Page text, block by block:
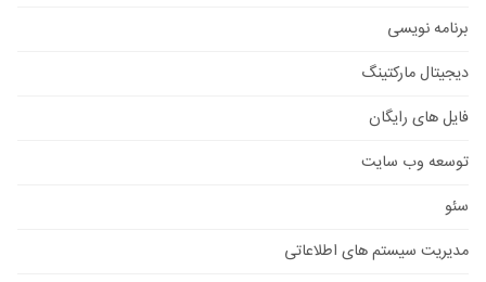
برنامه نویسی
دیجیتال مارکتینگ
فایل های رایگان
توسعه وب سایت
سئو
مدیریت سیستم های اطلاعاتی